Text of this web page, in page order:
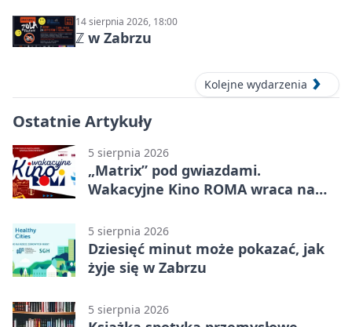
14 sierpnia 2026, 18:00
ℤ w Zabrzu
Kolejne wydarzenia
Ostatnie Artykuły
5 sierpnia 2026
„Matrix” pod gwiazdami.
Wakacyjne Kino ROMA wraca na
5 sierpnia 2026
Dziesięć minut może pokazać, jak
żyje się w Zabrzu
5 sierpnia 2026